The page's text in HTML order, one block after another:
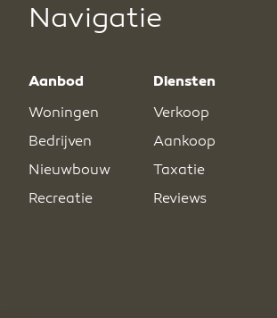
Navigatie
Aanbod
Woningen
Bedrijven
Nieuwbouw
Recreatie
Diensten
Verkoop
Aankoop
Taxatie
Reviews